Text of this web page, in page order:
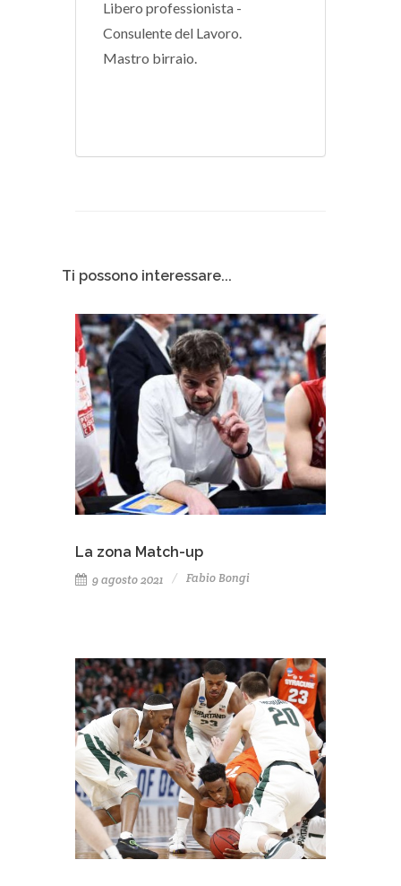
Libero professionista -
Consulente del Lavoro.
Mastro birraio.
Ti possono interessare...
La zona Match-up
9 agosto 2021 Fabio Bongi